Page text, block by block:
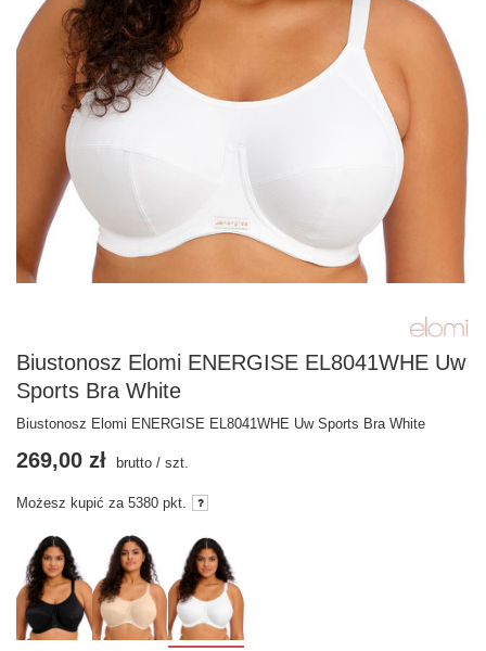
Biustonosz Elomi ENERGISE EL8041WHE Uw
Sports Bra White
Biustonosz Elomi ENERGISE EL8041WHE Uw Sports Bra White
269,00 zł brutto / szt.
Możesz kupić za 5380 pkt.